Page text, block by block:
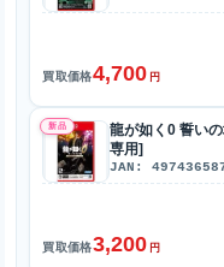
買取価格4,700 円
新品
龍が如く0 誓い
専用]
JAN:
買取価格3,200 円